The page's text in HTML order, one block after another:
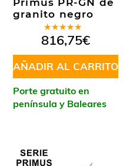
Primus PR-GN de
granito negro
Valorado
en5.00 de
5
816,75€
AÑADIR AL CARRITO
Porte gratuito en
península y Baleares